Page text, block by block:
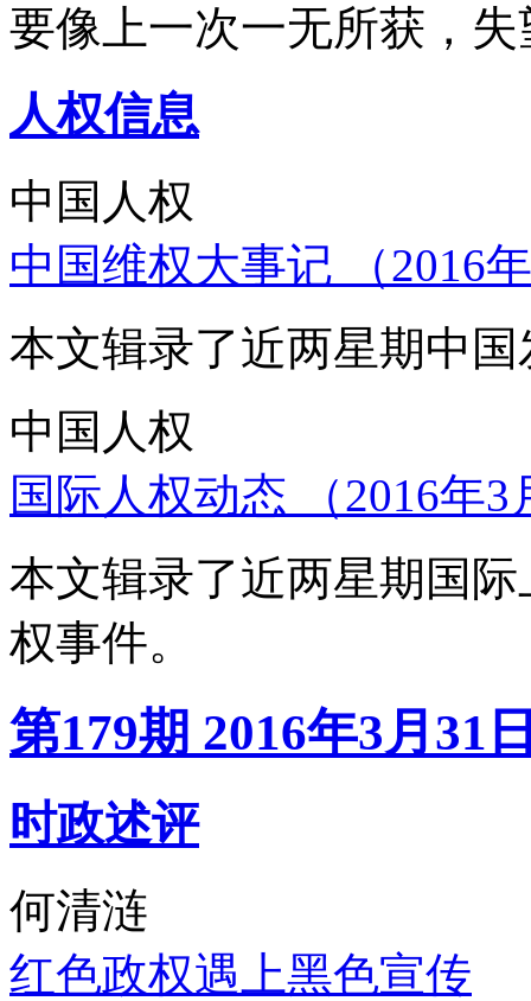
要像上一次一无所获，
人权信息
中国人权
中国维权大事记 （2016
本文辑录了近两星期中
中国人权
国际人权动态 （2016年
本文辑录了近两星期国
权事件。
第179期 2016年3月31
时政述评
何清涟
红色政权遇上黑色宣传